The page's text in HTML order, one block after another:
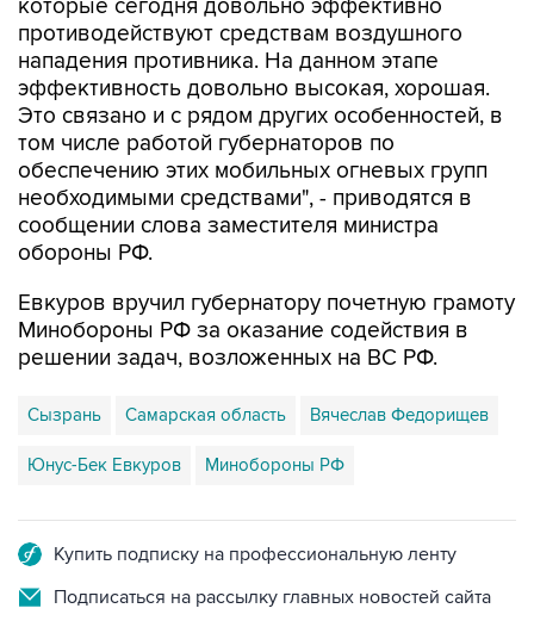
которые сегодня довольно эффективно
противодействуют средствам воздушного
нападения противника. На данном этапе
эффективность довольно высокая, хорошая.
Это связано и с рядом других особенностей, в
том числе работой губернаторов по
обеспечению этих мобильных огневых групп
необходимыми средствами", - приводятся в
сообщении слова заместителя министра
обороны РФ.
Евкуров вручил губернатору почетную грамоту
Минобороны РФ за оказание содействия в
решении задач, возложенных на ВС РФ.
Сызрань Самарская область Вячеслав Федорищев
Юнус-Бек Евкуров Минобороны РФ
Купить подписку на профессиональную ленту
Подписаться на рассылку главных новостей сайта